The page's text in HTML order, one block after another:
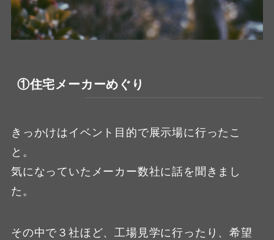
①住宅メーカーめぐり
きっかけはイベント目的で展示場に行ったこ
と。
気になっていたメーカー数社に話を聞きまし
た。
その中で３社ほど、工場見学に行ったり、希望